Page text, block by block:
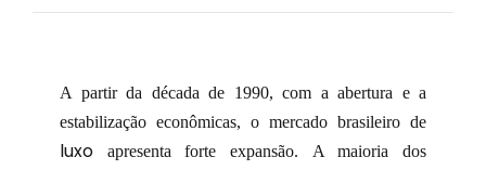
A partir da década de 1990, com a abertura e a
estabilização econômicas, o mercado brasileiro de
luxo apresenta forte expansão. A maioria dos